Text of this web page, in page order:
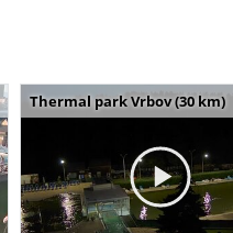
Thermal park Vrbov (30 km)